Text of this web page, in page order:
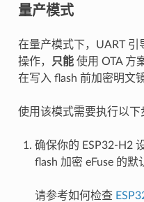
量产模式
在量产模式下，UART 引
操作，
只能使用 OTA 方
在写入 flash 前加密明文
使用该模式需要执行以下
确保你的 ESP32-H2
flash 加密 eFuse 的默
请参考如何检查